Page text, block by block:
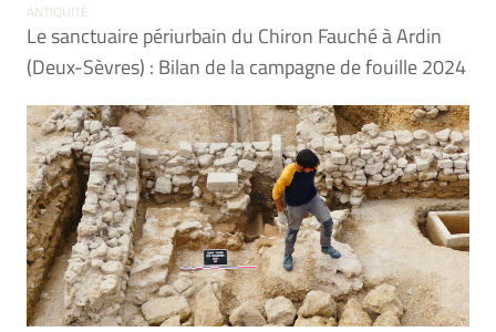
ANTIQUITÉ
Le sanctuaire périurbain du Chiron Fauché à Ardin
(Deux-Sèvres) : Bilan de la campagne de fouille 2024